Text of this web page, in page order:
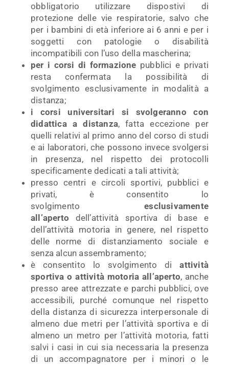
obbligatorio utilizzare dispostivi di
protezione delle vie respiratorie, salvo che
per i bambini di età inferiore ai 6 anni e per i
soggetti con patologie o disabilità
incompatibili con l’uso della mascherina;
per i corsi di formazione pubblici e privati
resta confermata la possibilità di
svolgimento esclusivamente in modalità a
distanza;
i corsi universitari si svolgeranno con
didattica a distanza, fatta eccezione per
quelli relativi al primo anno del corso di studi
e ai laboratori, che possono invece svolgersi
in presenza, nel rispetto dei protocolli
specificamente dedicati a tali attività;
presso centri e circoli sportivi, pubblici e
privati, è consentito lo
svolgimentoesclusivamente
all’aperto dell’attività sportiva di base e
dell’attività motoria in genere, nel rispetto
delle norme di distanziamento sociale e
senza alcun assembramento;
è consentito lo svolgimento diattività
sportiva o attività motoria all’aperto, anche
presso aree attrezzate e parchi pubblici, ove
accessibili, purché comunque nel rispetto
della distanza di sicurezza interpersonale di
almeno due metri per l’attività sportiva e di
almeno un metro per l’attività motoria, fatti
salvi i casi in cui sia necessaria la presenza
di un accompagnatore per i minori o le